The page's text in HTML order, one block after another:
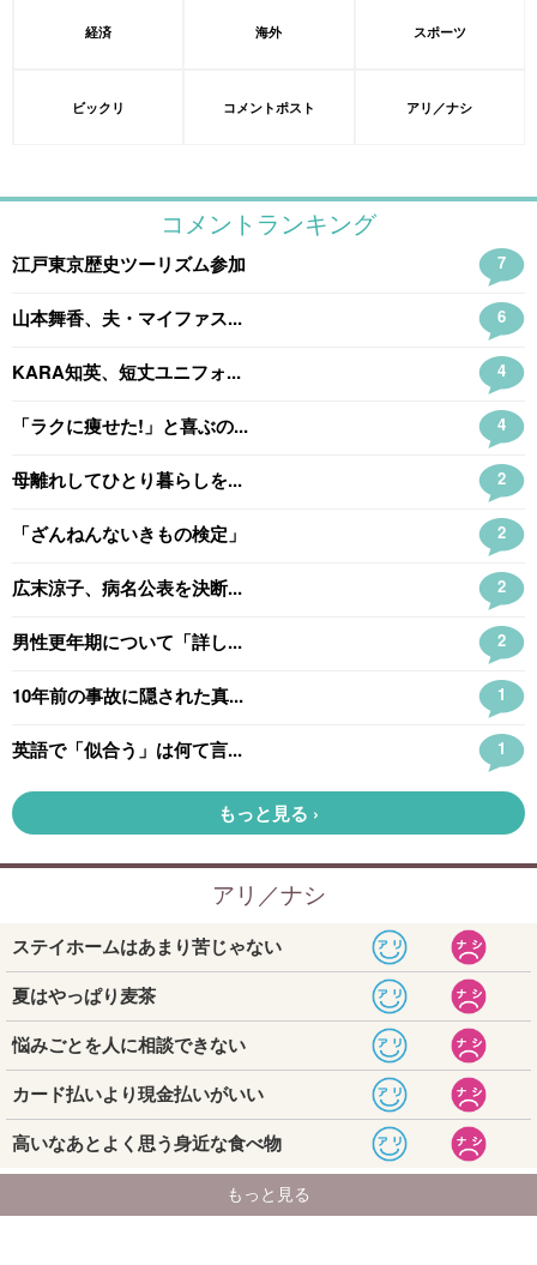
経済 海外 スポーツ
ビックリ コメントポスト アリ／ナシ